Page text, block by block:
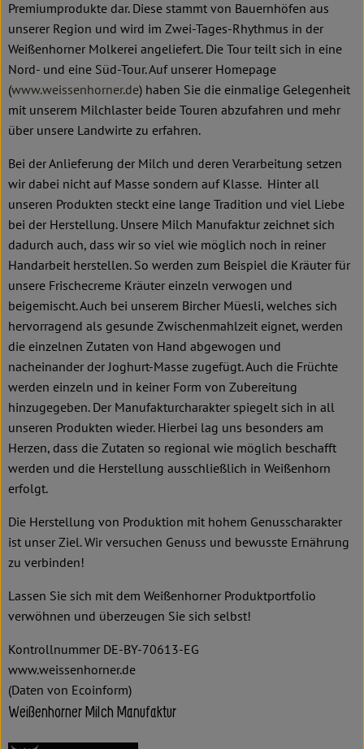
Premiumprodukte dar. Diese stammt von Bauernhöfen aus
unserer Region und wird im Zwei-Tages-Rhythmus in der
Weißenhorner Molkerei angeliefert. Die Tour teilt sich in eine
Nord- und eine Süd-Tour. Auf unserer Homepage
(www.weissenhorner.de) haben Sie die einmalige Gelegenheit
mit unserem Milchlaster beide Touren abzufahren und mehr
über unsere Landwirte zu erfahren.
Bei der Anlieferung der Milch und deren Verarbeitung setzen
wir dabei nicht auf Masse sondern auf Klasse. Hinter all
unseren Produkten steckt eine lange Tradition und viel Liebe
bei der Herstellung. Unsere Milch Manufaktur zeichnet sich
dadurch auch, dass wir so viel wie möglich noch in reiner
Handarbeit herstellen. So werden zum Beispiel die Kräuter für
unsere Frischecreme Kräuter einzeln verwogen und
beigemischt. Auch bei unserem Bircher Müesli, welches sich
hervorragend als gesunde Zwischenmahlzeit eignet, werden
die einzelnen Zutaten von Hand abgewogen und
nacheinander der Joghurt-Masse zugefügt. Auch die Früchte
werden einzeln und in keiner Form von Zubereitung
hinzugegeben. Der Manufakturcharakter spiegelt sich in all
unseren Produkten wieder. Hierbei lag uns besonders am
Herzen, dass die Zutaten so regional wie möglich beschafft
werden und die Herstellung ausschließlich in Weißenhorn
erfolgt.
Die Herstellung von Produktion mit hohem Genusscharakter
ist unser Ziel. Wir versuchen Genuss und bewusste Ernährung
zu verbinden!
Lassen Sie sich mit dem Weißenhorner Produktportfolio
verwöhnen und überzeugen Sie sich selbst!
Kontrollnummer DE-BY-70613-EG
www.weissenhorner.de
(Daten von Ecoinform)
Weißenhorner Milch Manufaktur